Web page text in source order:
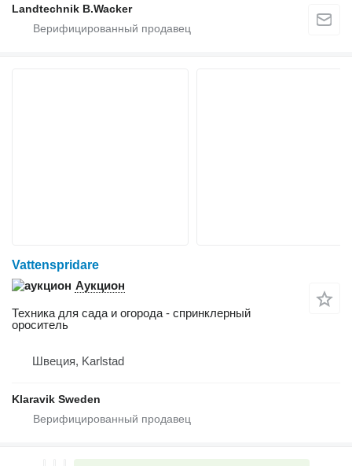
Landtechnik B.Wacker
Vattenspridare
Аукцион
Техника для сада и огорода - спринклерный
ороситель
Швеция, Karlstad
Klaravik Sweden